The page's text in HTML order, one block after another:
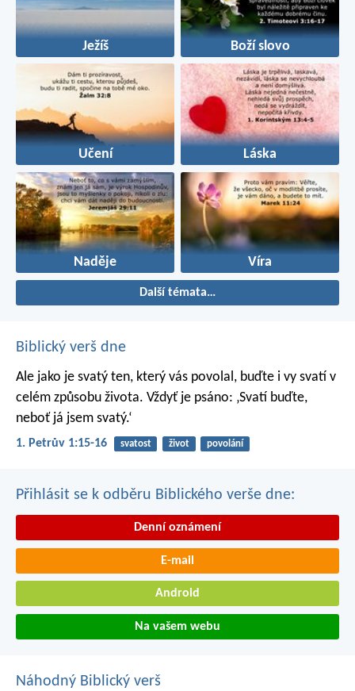
Ježíš Boží slovo
Učení Láska
Naděje Víra
Další témata…
Biblický verš dne
Ale jako je svatý ten, který vás povolal, buďte i vy svatí v
celém způsobu života. Vždyť je psáno: ‚Svatí buďte,
neboť já jsem svatý.‘
1. Petrův 1:15-16 svatost život povolání
Přihlásit se k odběru Biblického verše dne:
Denní oznámení
E-mail
Android
Na vašem webu
Náhodný Biblický verš